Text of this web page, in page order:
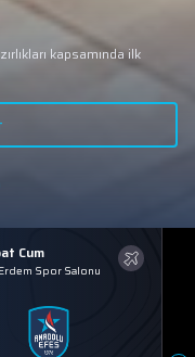
kapsamında ilk
Cum
Spor Salonu